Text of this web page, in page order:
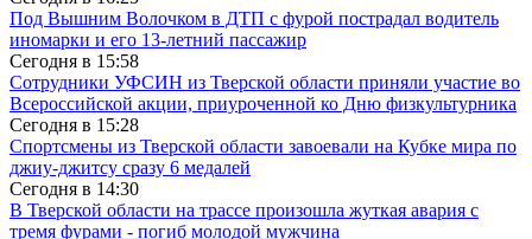
Под Вышним Волочком в ДТП с фурой пострадал водитель
иномарки и его 13-летний пассажир
Сегодня в 15:58
Сотрудники УФСИН из Тверской области приняли участие во
Всероссийской акции, приуроченной ко Дню физкультурника
Сегодня в 15:28
Спортсмены из Тверской области завоевали на Кубке мира по
джиу-джитсу сразу 6 медалей
Сегодня в 14:30
В Тверской области на трассе произошла жуткая авария с
тремя фурами - погиб молодой мужчина